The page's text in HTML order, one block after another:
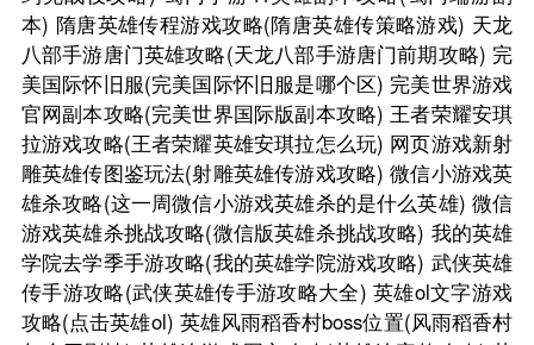
本) 隋唐英雄传程游戏攻略(隋唐英雄传策略游戏) 天龙
八部手游唐门英雄攻略(天龙八部手游唐门前期攻略) 完
美国际怀旧服(完美国际怀旧服是哪个区) 完美世界游戏
官网副本攻略(完美世界国际版副本攻略) 王者荣耀安琪
拉游戏攻略(王者荣耀英雄安琪拉怎么玩) 网页游戏新射
雕英雄传图鉴玩法(射雕英雄传游戏攻略) 微信小游戏英
雄杀攻略(这一周微信小游戏英雄杀的是什么英雄) 微信
游戏英雄杀挑战攻略(微信版英雄杀挑战攻略) 我的英雄
学院去学季手游攻略(我的英雄学院游戏攻略) 武侠英雄
传手游攻略(武侠英雄传手游攻略大全) 英雄ol文字游戏
攻略(点击英雄ol) 英雄风雨稻香村boss位置(风雨稻香村